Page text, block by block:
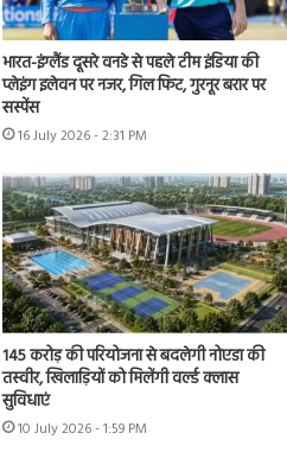
भारत-इंग्लैंड दूसरे वनडे से पहले टीम इंडिया की
प्लेइंग इलेवन पर नजर, गिल फिट, गुरनूर बरार पर
सस्पेंस
16 July 2026 - 2:31 PM
145 करोड़ की परियोजना से बदलेगी नोएडा की
तस्वीर, खिलाड़ियों को मिलेंगी वर्ल्ड क्लास
सुविधाएं
10 July 2026 - 1:59 PM